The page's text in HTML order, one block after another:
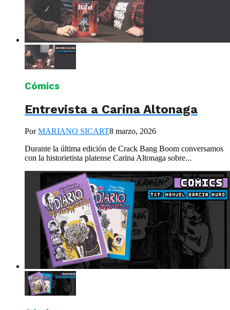
Cómics
Entrevista a Carina Altonaga
PorMARIANO SICART8 marzo, 2026
Durante la última edición de Crack Bang Boom conversamos
con la historietista platense Carina Altonaga sobre...